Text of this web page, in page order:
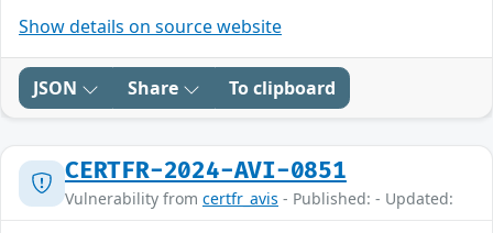
Show details on source website
JSON Share To clipboard
CERTFR-2024-AVI-0851
Vulnerability from certfr_avis - Published: - Updated: